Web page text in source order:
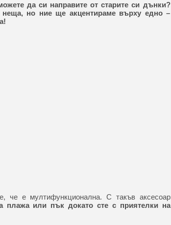
да си направите от старите си дънки?
но ние ще акцентираме върху едно –
че е мултифункционална. С такъв аксесоар
плажа или пък докато сте с приятелки на